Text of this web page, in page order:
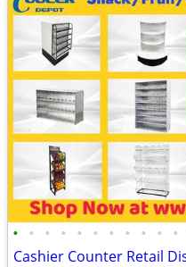
• • • • • • • • • • •